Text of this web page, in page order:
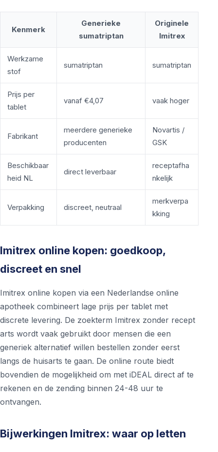
Kenmerk
Generieke
sumatriptan
Originele
Imitrex
Werkzame
stof
sumatriptan sumatriptan
Prijs per
tablet
vanaf €4,07 vaak hoger
Fabrikant
meerdere generieke
producenten
Novartis /
GSK
Beschikbaar
heid NL
direct leverbaar
receptafha
nkelijk
Verpakking discreet, neutraal
merkverpa
kking
Imitrex online kopen: goedkoop,
discreet en snel
Imitrex online kopen via een Nederlandse online
apotheek combineert lage prijs per tablet met
discrete levering. De zoekterm Imitrex zonder recept
arts wordt vaak gebruikt door mensen die een
generiek alternatief willen bestellen zonder eerst
langs de huisarts te gaan. De online route biedt
bovendien de mogelijkheid om met iDEAL direct af te
rekenen en de zending binnen 24-48 uur te
ontvangen.
Bijwerkingen Imitrex: waar op letten